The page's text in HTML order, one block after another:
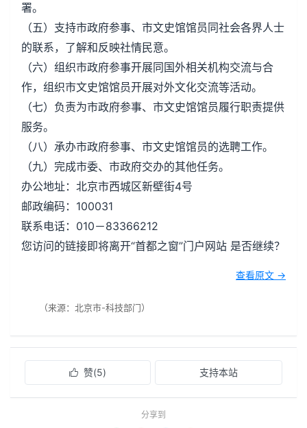
署。
（五）支持市政府参事、市文史馆馆员同社会各界人士
的联系，了解和反映社情民意。
（六）组织市政府参事开展同国外相关机构交流与合
作，组织市文史馆馆员开展对外文化交流等活动。
（七）负责为市政府参事、市文史馆馆员履行职责提供
服务。
（八）承办市政府参事、市文史馆馆员的选聘工作。
（九）完成市委、市政府交办的其他任务。
办公地址：北京市西城区新壁街4号
邮政编码：100031
联系电话：010－83366212
您访问的链接即将离开“首都之窗”门户网站 是否继续？
查看原文 →
（来源：北京市-科技部门）
 赞(5) 支持本站
分享到